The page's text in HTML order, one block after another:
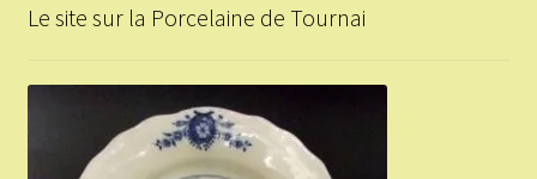
Le site sur la Porcelaine de Tournai